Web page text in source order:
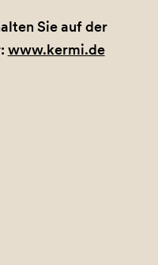
Sie auf der
www.kermi.de